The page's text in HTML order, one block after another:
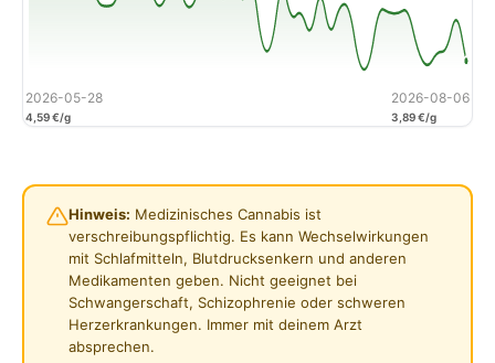
2026-05-28
4,59 €/g
2026-08-06
3,89 €/g
Hinweis: Medizinisches Cannabis ist
verschreibungspflichtig. Es kann Wechselwirkungen
mit Schlafmitteln, Blutdrucksenkern und anderen
Medikamenten geben. Nicht geeignet bei
Schwangerschaft, Schizophrenie oder schweren
Herzerkrankungen. Immer mit deinem Arzt
absprechen.